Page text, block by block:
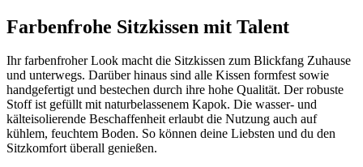
Farbenfrohe Sitzkissen mit Talent
Ihr farbenfroher Look macht die Sitzkissen zum Blickfang Zuhause
und unterwegs. Darüber hinaus sind alle Kissen formfest sowie
handgefertigt und bestechen durch ihre hohe Qualität. Der robuste
Stoff ist gefüllt mit naturbelassenem Kapok. Die wasser- und
kälteisolierende Beschaffenheit erlaubt die Nutzung auch auf
kühlem, feuchtem Boden. So können deine Liebsten und du den
Sitzkomfort überall genießen.